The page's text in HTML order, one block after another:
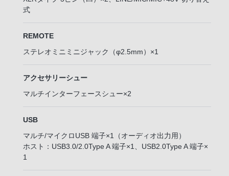
式
REMOTE
ステレオミニミニジャック（φ2.5mm）×1
アクセサリーシュー
マルチインターフェースシュー×2
USB
マルチ/マイクロUSB 端子×1（オーディオ出力用）
ホスト：USB3.0/2.0Type A 端子×1、USB2.0Type A 端子×
1